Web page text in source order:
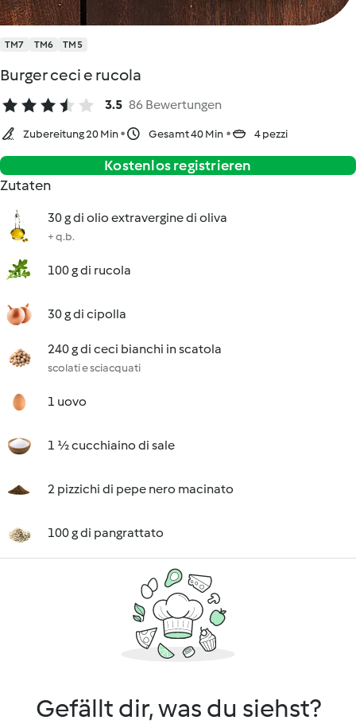
TM7 TM6 TM5
Burger ceci e rucola
3.5 86 Bewertungen
Zubereitung 20 Min Gesamt 40 Min 4 pezzi
Kostenlos registrieren
Zutaten
30 g di olio extravergine di oliva
+ q.b.
100 g di rucola
30 g di cipolla
240 g di ceci bianchi in scatola
scolati e sciacquati
1 uovo
1 ½ cucchiaino di sale
2 pizzichi di pepe nero macinato
100 g di pangrattato
Gefällt dir, was du siehst?